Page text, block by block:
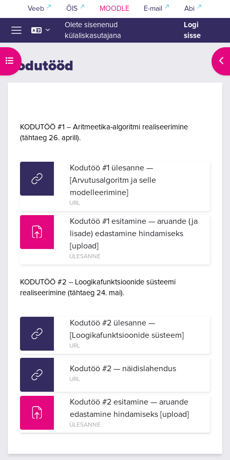
Jäta vahele peasisuni
Veeb ÕIS MOODLE E-mail Abi
Olete sisenenud
külaliskasutajana
Logi
sisse
Ava kursuse sisukord
Kodutööd
KODUTÖÖ #1 -- Aritmeetika-algoritmi realiseerimine
(tähtaeg 26. aprill).
Kodutöö #1 ülesanne —
[Arvutusalgoritm ja selle
modelleerimine]
URL
Kodutöö #1 esitamine — aruande (ja
lisade) edastamine hindamiseks
[upload]
ÜLESANNE
KODUTÖÖ #2 -- Loogikafunktsioonide süsteemi
realiseerimine (tähtaeg 24. mai).
Kodutöö #2 ülesanne —
[Loogikafunktsioonide süsteem]
URL
Kodutöö #2 — näidislahendus
URL
Kodutöö #2 esitamine — aruande
edastamine hindamiseks [upload]
ÜLESANNE